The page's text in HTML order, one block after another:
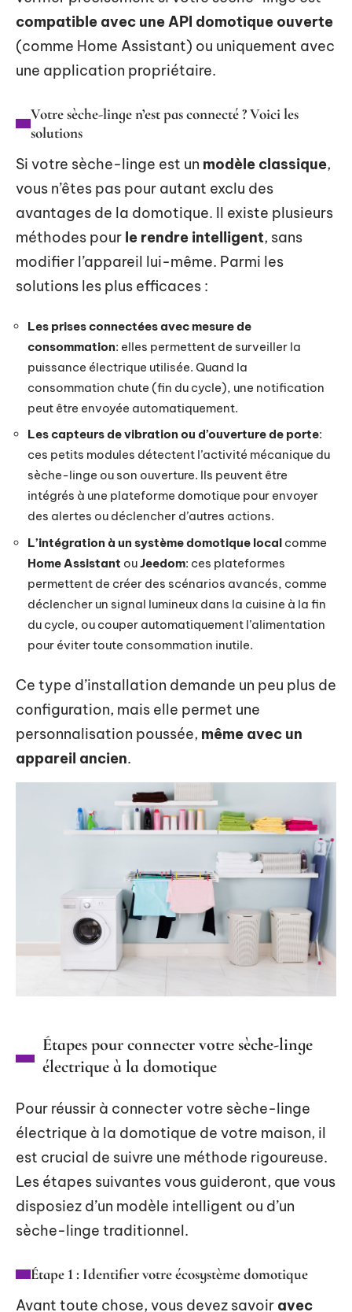
compatible avec une API domotique ouverte
(comme Home Assistant) ou uniquement avec
une application propriétaire.
Votre sèche-linge n’est pas connecté ? Voici les
solutions
Si votre sèche-linge est un modèle classique,
vous n’êtes pas pour autant exclu des
avantages de la domotique. Il existe plusieurs
méthodes pour le rendre intelligent, sans
modifier l’appareil lui-même. Parmi les
solutions les plus efficaces :
Les prises connectées avec mesure de
consommation: elles permettent de surveiller la
puissance électrique utilisée. Quand la
consommation chute (fin du cycle), une notification
peut être envoyée automatiquement.
Les capteurs de vibration ou d’ouverture de porte:
ces petits modules détectent l’activité mécanique du
sèche-linge ou son ouverture. Ils peuvent être
intégrés à une plateforme domotique pour envoyer
des alertes ou déclencher d’autres actions.
L’intégration à un système domotique local comme
Home Assistant ouJeedom: ces plateformes
permettent de créer des scénarios avancés, comme
déclencher un signal lumineux dans la cuisine à la fin
du cycle, ou couper automatiquement l’alimentation
pour éviter toute consommation inutile.
Ce type d’installation demande un peu plus de
configuration, mais elle permet une
personnalisation poussée, même avec un
appareil ancien.
Étapes pour connecter votre sèche-linge
électrique à la domotique
Pour réussir à connecter votre sèche-linge
électrique à la domotique de votre maison, il
est crucial de suivre une méthode rigoureuse.
Les étapes suivantes vous guideront, que vous
disposiez d’un modèle intelligent ou d’un
sèche-linge traditionnel.
Étape 1 : Identifier votre écosystème domotique
Avant toute chose, vous devez savoir avec